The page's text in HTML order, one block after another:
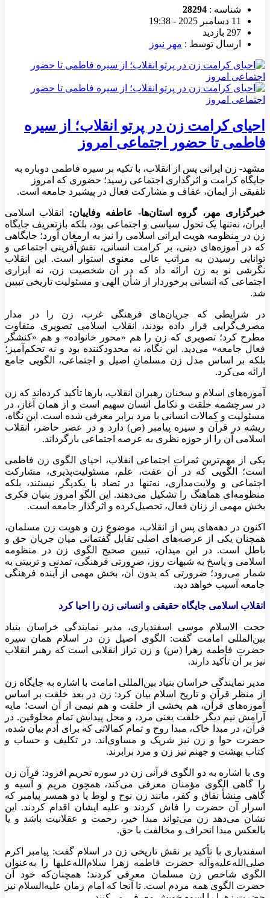
شناسه : 28294
11 دسامبر 2025 - 19:38
297 بازدید
ارسال توسط : مهر نیوز
احیای کرامت زن در پرتو انقلاب؛ از سیره
فاطمی تا حضور اجتماعی امروز
مشهد- زن ایرانی پس از انقلاب، با تکیه بر سیره فاطمی دوباره به
جایگاه کرامت و اثرگذاری اجتماعی رسید؛ حضوری که امروز
تلفیقی از ایمان، عفاف و مشارکت فعال در پیشبرد جامعه است.
خبرگزاری مهر، گروه استان‌ها- عاطفه وفاییان: انقلاب اسلامی
ایران، نه‌تنها یک تحول سیاسی و اجتماعی بود، بلکه بازتعریف جایگاه
زن در منظومه هویت ایرانی اسلامی را نیز به ارمغان آورد؛ جایگاهی
که در آموزه‌های دینی، بر کرامت انسانی، نقش‌آفرینی اجتماعی و
توانایی رسیدن به مراتب عالی معنوی استوار است. این انقلاب
نگرشی نو به زن ارائه داد که در آن شخصیت زن، نه ابزاری
اجتماعی که انسانی برخوردار از شأن الهی و مسئولیت تاریخی تبیین
شد.
در شرایطی که جریان‌های فرهنگی غرب، زن را در مدار
مصرف‌گرایی قرار داده بودند، انقلاب اسلامی تصویری متفاوت
مطرح کرد؛ تصویری که زن را هم «محور خانواده» و هم «کنشگر
فعال جامعه» می‌دید. این نگاه، نه محدودکننده بود و نه تحکم‌آمیز؛
بلکه بر اساس مدل زن مسلمانِ اصیل و اجتماعی، الگویی جامع
ارائه می‌کرد.
آموزه‌های اسلام و سخنان رهبران انقلاب، بارها تأکید کرده‌اند که زن
در سرچشمه خلقت و تکامل انسان سهیم است و از همان آغاز، در
مسئولیت و کمالات انسانی با مرد برابر معرفی شده است. این نگاه،
ریشه در قرآن و سیره پیامبر (ص) دارد و در عصر حاضر، انقلاب
اسلامی آن را از حوزه نظری به عرصه اجتماعی بازگرداند.
یکی از مهم‌ترین ثمرات اجتماعی انقلاب، احیای الگوی زن فاطمی
است؛ الگویی که در آن عفت، علم، مسئولیت‌پذیری، مشارکت
اجتماعی و ولایت‌مداری، نه‌تنها در تضاد با یکدیگر نیستند، بلکه
منظومه‌ای هماهنگ را تشکیل می‌دهند. این الگو امروز بنیان فکری
بخش مهمی از زنان فعال، تحصیل‌کرده و اثرگذار جامعه است.
اکنون در دهه‌های پس از انقلاب، موضوع زن و هویت زن مسلمان،
همچنان یکی از عرصه‌های اصلی تقابل گفتمانی میان جریان حق و
باطل است. در این میدان، تبیین صحیح الگوی زن در منظومه
اسلامی و پاسخ به شبهات روز، ضرورتی فرهنگی، تمدنی و تربیتی به
شمار می‌رود؛ ضرورتی که بدون آن، بخش مهمی از آینده فرهنگی
جامعه آسیب خواهد دید.
انقلاب اسلامی جایگاه حقیقی و انسانی زن را احیا کرد
حجت الاسلام موسی اسفندیاری، مدیر نمایندگی خراسان بنیاد
بین‌المللی امامت گفت: الگوی اصیل زن در اسلام همان سیره
حضرت فاطمه زهرا (س) و زن تراز انقلابی است که رهبر انقلاب
نیز بر آن تأکید دارند.
مدیر نمایندگی خراسان بنیاد بین‌المللی امامت با اشاره به جایگاه زن
از منظر قرآن و تاریخ اسلام بیان کرد: زن در بعد خلقت بر اساس
آموزه‌های قرآن، هم بخشی از خلقت و هم نیمی از آن است؛ مایه
آرامش نیم دیگر خلقت یعنی مرد، و محل پیدایش تمام مخلوقین. در
قرآن، در مبدا خاک، مبدا روح و تمام کمالاتی که برای آدم بیان شده،
حضرت حوا و زن نیز شریک و مساوی‌اند. در تکلیف و حساب و
کتاب بهشت و جهنم نیز زن و مرد برابرند.
وی با اشاره به دو الگوی قرآنی زن در سوره تحریم افزود: قرآن زن
را گاهی الگوی مؤمنان معرفی می‌کند، همچون مریم و آسیه و
گاهی منشأ نفاق و کفر، مانند زن نوح و لوط یا دو همسر پیامبر که
اسرار آن حضرت را فاش کردند و علیه ایشان اقدام کردند. این
نشان می‌دهد زن می‌تواند مبدا خیر، رحمت و عقلانیت باشد و یا
بالعکس مبدا انحراف و مخالفت با حق.
اسفندیاری با تأکید بر نقش تاریخی زن در اسلام گفت: پیامبر اکرم
صلی‌الله‌علیه‌وآله حضرت فاطمه زهرا سلام‌الله‌علیها را به‌عنوان
الگوی شاخص زن مسلمان معرفی کردند؛ همچنان‌که خود آن
حضرت الگوی همه مردم است. تا آنجا که امام زمان علیه‌السلام نیز